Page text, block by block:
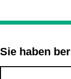
Sie haben